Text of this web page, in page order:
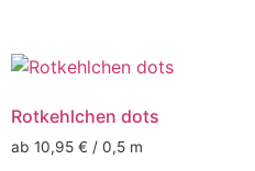
Rotkehlchen dots
ab 10,95 € / 0,5 m